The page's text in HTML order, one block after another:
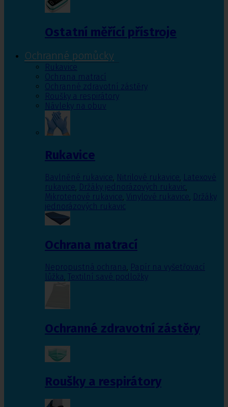
Ostatní měřící přístroje
Ochranné pomůcky
Rukavice
Ochrana matrací
Ochranné zdravotní zástěry
Roušky a respirátory
Návleky na obuv
Rukavice
Bavlněné rukavice, Nitrilové rukavice, Latexové
rukavice, Držáky jednorázových rukavic,
Mikrotenové rukavice, Vinylové rukavice, Držáky
jednorázových rukavic
Ochrana matrací
Nepropustná ochrana, Papír na vyšetřovací
lůžka, Textilní savé podložky
Ochranné zdravotní zástěry
Roušky a respirátory